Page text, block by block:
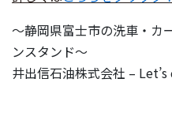
～静岡県富士市の洗車・カ
ンスタンド～
井出信石油株式会社 – Let’s